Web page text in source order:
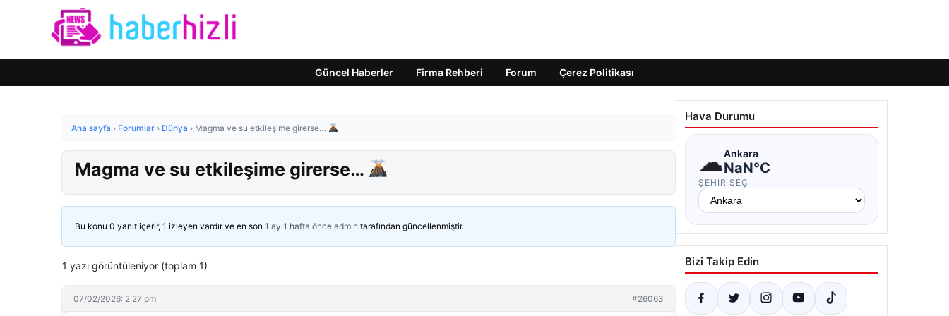
Güncel Haberler Firma Rehberi Forum Çerez Politikası
Ana sayfa › Forumlar › Dünya › Magma ve su etkileşime girerse…
Magma ve su etkileşime girerse…
Bu konu 0 yanıt içerir, 1 izleyen vardır ve en son 1 ay 1 hafta önce admin tarafından güncellenmiştir.
1 yazı görüntüleniyor (toplam 1)
07/02/2026: 2:27 pm #26063
Hava Durumu
☁Ankara
NaN°C
ŞEHIR SEÇ
Bizi Takip Edin